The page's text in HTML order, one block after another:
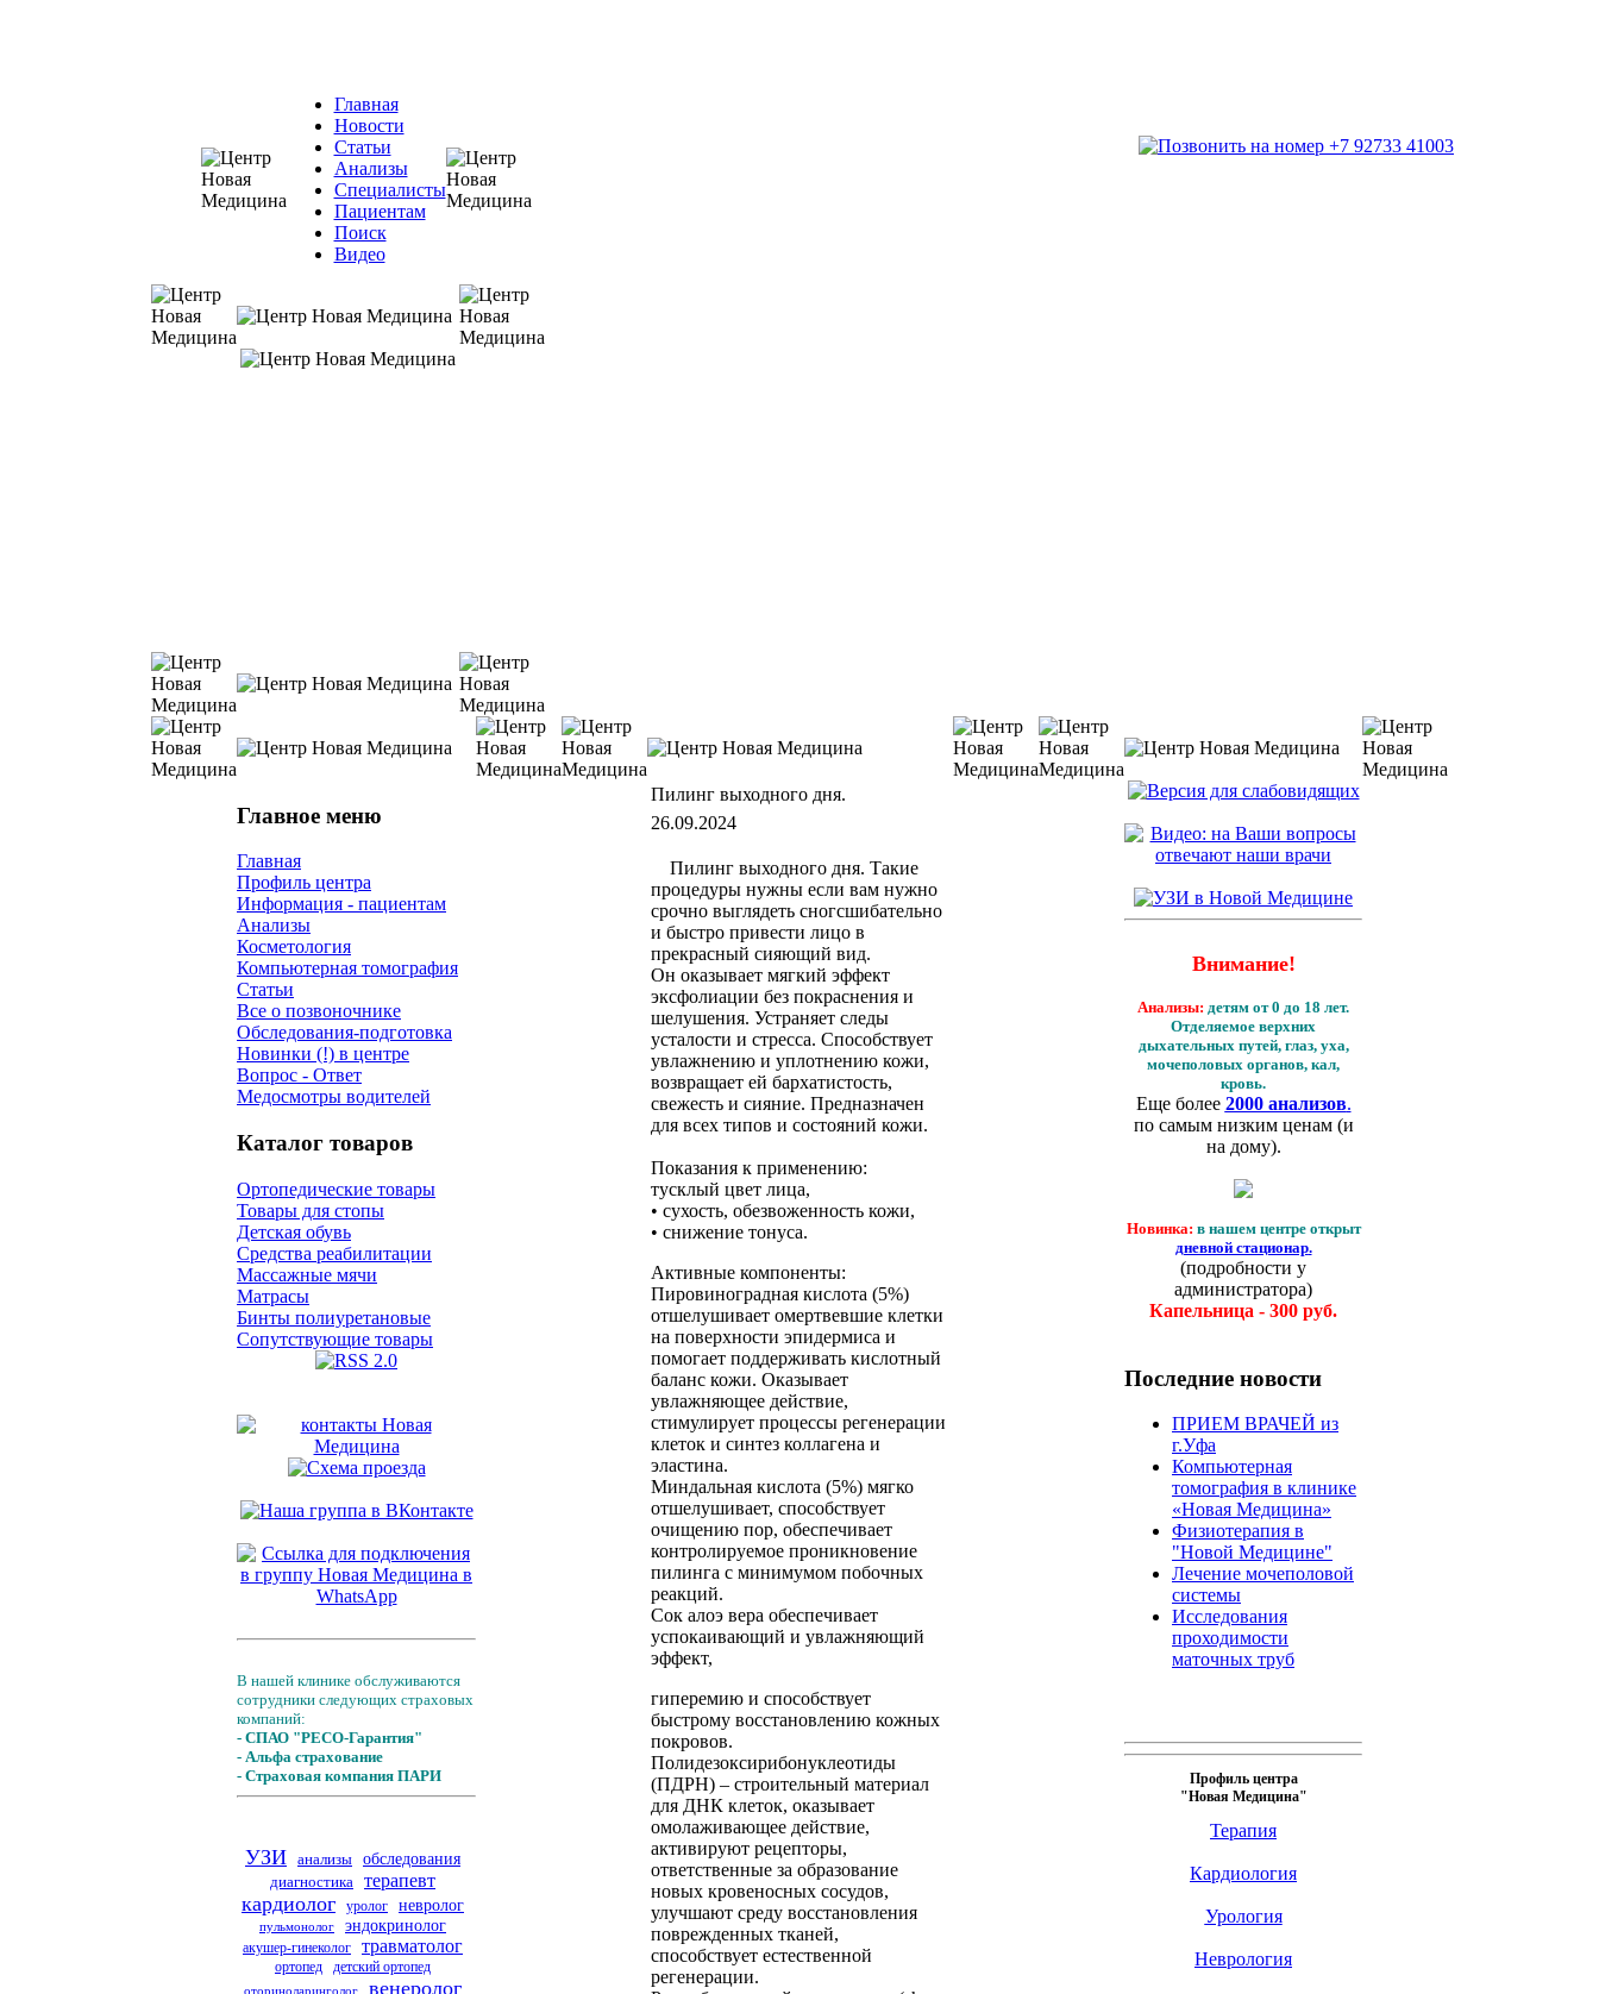
Главная
Новости
Статьи
Анализы
Специалисты
Пациентам
Поиск
Видео
Главное меню
Главная
Профиль центра
Информация - пациентам
Анализы
Косметология
Компьютерная томография
Статьи
Все о позвоночнике
Обследования-подготовка
Новинки (!) в центре
Вопрос - Ответ
Медосмотры водителей
Каталог товаров
Ортопедические товары
Товары для стопы
Детская обувь
Средства реабилитации
Массажные мячи
Матрасы
Бинты полиуретановые
Сопутствующие товары
В нашей клинике обслуживаются
сотрудники следующих страховых
компаний:
- СПАО "РЕСО-Гарантия"
- Альфа страхование
- Страховая компания ПАРИ
УЗИ анализы обследования
диагностика
терапевт
кардиолог уролог невролог
пульмонолог эндокринолог
акушер-гинеколог травматолог
ортопед детский ортопед
оториноларинголог венеролог
Пилинг выходного дня.
26.09.2024
Пилинг выходного дня. Такие
процедуры нужны если вам нужно
срочно выглядеть сногсшибательно
и быстро привести лицо в
прекрасный сияющий вид.
Он оказывает мягкий эффект
эксфолиации без покраснения и
шелушения. Устраняет следы
усталости и стресса. Способствует
увлажнению и уплотнению кожи,
возвращает ей бархатистость,
свежесть и сияние. Предназначен
для всех типов и состояний кожи.
Показания к применению:
тусклый цвет лица,
• сухость, обезвоженность кожи,
• снижение тонуса.
Активные компоненты:
Пировиноградная кислота (5%)
отшелушивает омертвевшие клетки
на поверхности эпидермиса и
помогает поддерживать кислотный
баланс кожи. Оказывает
увлажняющее действие,
стимулирует процессы регенерации
клеток и синтез коллагена и
эластина.
Миндальная кислота (5%) мягко
отшелушивает, способствует
очищению пор, обеспечивает
контролируемое проникновение
пилинга с минимумом побочных
реакций.
Сок алоэ вера обеспечивает
успокаивающий и увлажняющий
эффект,
гиперемию и способствует
быстрому восстановлению кожных
покровов.
Полидезоксирибонуклеотиды
(ПДРН) – строительный материал
для ДНК клеток, оказывает
омолаживающее действие,
активируют рецепторы,
ответственные за образование
новых кровеносных сосудов,
улучшают среду восстановления
поврежденных тканей,
способствует естественной
регенерации.
Внимание!
Анализы: детям от 0 до 18 лет.
Отделяемое верхних
дыхательных путей, глаз, уха,
мочеполовых органов, кал,
кровь.
Еще более 2000 анализов.
по самым низким ценам (и
на дому).
Новинка: в нашем центре открыт
дневной стационар.
(подробности у
администратора)
Капельница - 300 руб.
Последние новости
ПРИЕМ ВРАЧЕЙ из
г.Уфа
Компьютерная
томография в клинике
«Новая Медицина»
Физиотерапия в
"Новой Медицине"
Лечение мочеполовой
системы
Исследования
проходимости
маточных труб
Профиль центра
"Новая Медицина"
Терапия
Кардиология
Урология
Неврология